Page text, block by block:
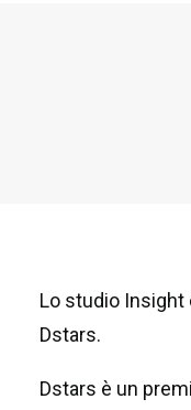
Lo studio Insight
Dstars.
Dstars è un